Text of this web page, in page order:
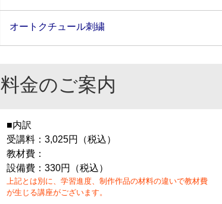
オートクチュール刺繍
料金のご案内
■内訳
受講料：3,025円（税込）
教材費：
設備費：330円（税込）
上記とは別に、学習進度、制作作品の材料の違いで教材費
が生じる講座がございます。